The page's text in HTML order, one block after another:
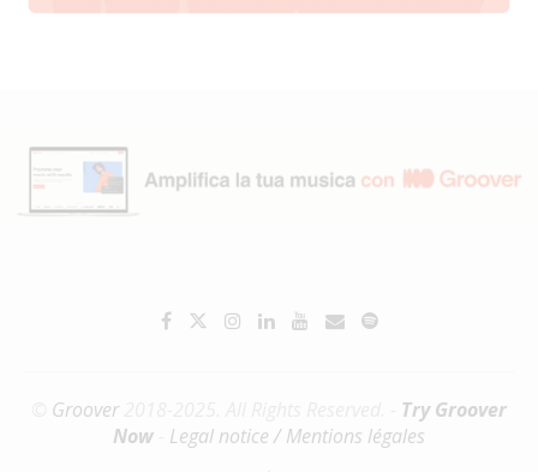
Groover2018-2025. All Rights Reserved. - Try Groover
Now
Legal notice / Mentions légales